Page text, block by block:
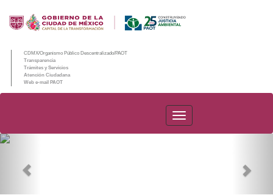
CDMX/Organismo Público Descentralizado/PAOT
Transparencia
Trámites y Servicios
Atención Ciudadana
Web e-mail PAOT
PAOT